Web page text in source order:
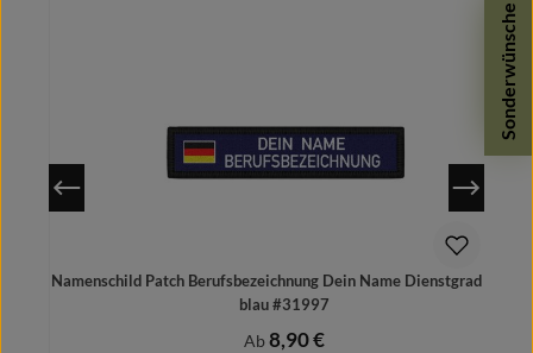
Sonderwünsche
Namenschild Patch Berufsbezeichnung Dein Name Dienstgrad navy
blau #31997
Regulärer Preis:
Ab8,90 €